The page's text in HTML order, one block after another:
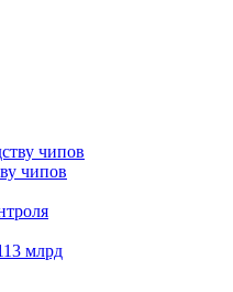
чипов
млрд